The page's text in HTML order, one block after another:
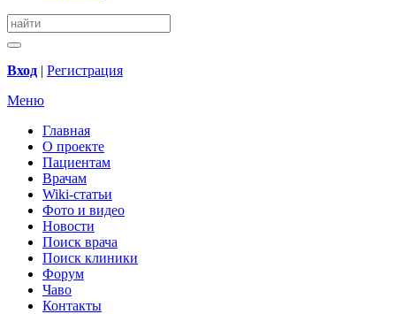
Вход | Регистрация
Меню
Главная
О проекте
Пациентам
Врачам
Wiki-статьи
Фото и видео
Новости
Поиск врача
Поиск клиники
Форум
Чаво
Контакты